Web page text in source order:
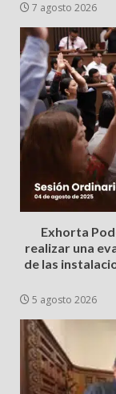
7 agosto 2026
Exhorta
realizar una
de las
5 agosto 2026